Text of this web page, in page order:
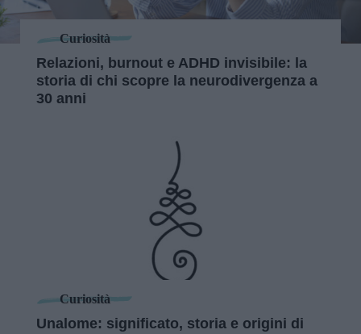
Curiosità
Relazioni, burnout e ADHD invisibile: la
storia di chi scopre la neurodivergenza a
30 anni
Curiosità
Unalome: significato, storia e origini di